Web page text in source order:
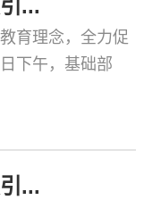
...
育理念，全力促
下午，基础部
...